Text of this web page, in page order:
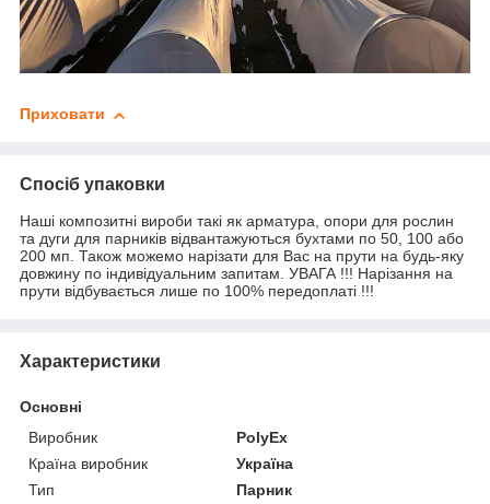
Приховати
Спосіб упаковки
Наші композитні вироби такі як арматура, опори для рослин
та дуги для парників відвантажуються бухтами по 50, 100 або
200 мп. Також можемо нарізати для Вас на прути на будь-яку
довжину по індивідуальним запитам. УВАГА !!! Нарізання на
прути відбувається лише по 100% передоплаті !!!
Характеристики
Основні
Виробник
PolyEx
Країна виробник
Україна
Тип
Парник